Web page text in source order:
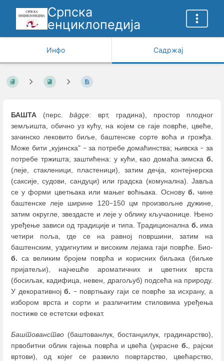
Српска
енциклопедија
Инфо Садржај
БАШТА (перс.bāgçe: врт, градина), простор плодног
земљишта, обично уз кућу, на којем се гаје поврће, цвеће,
зачинско лековито биље, баштенске сорте воћа и грожђа.
Може бити „кујинска" –за потребе домаћинства; њивска – за
потребе тржишта; заштићена: у кући, као домаћа зимска б.
(леје, стакленици, пластеници), затим дечја, контејнерска
(саксије, судови, сандуци) или градска (комунална). Јавља
се у форми цветњака или мањег воћњака. Основу б. чине
баштенске леје ширине 120–150 цм произвољне дужине,
затим округле, звездасте и леје у облику кључаонице. Њено
уређење зависи од традиције и типа. Традиционална б. има
четири поља, где се на равној површини, затим на
баштенским, уздигнутим и високим лејама гаји поврће. Био-
б. са великим бројем поврћа и корисних биљака (биљке
пријатељи), најчешће ароматичних и цветних врста
(босиљак, кадифица, невен, драгољуб) подсећа на природу.
У декоративнојб. –повртњаку гаји се поврће за исхрану, а
избором врста и сорти и различитим стиловима уређења
постиже се естетски ефекат.
Баштованство (баштованлук, бостанџилук, градинарство),
првобитни облик гајења поврћа и цвећа (украснеб. , рајски
вртови), од којег се развило повртарство, цвећарство,